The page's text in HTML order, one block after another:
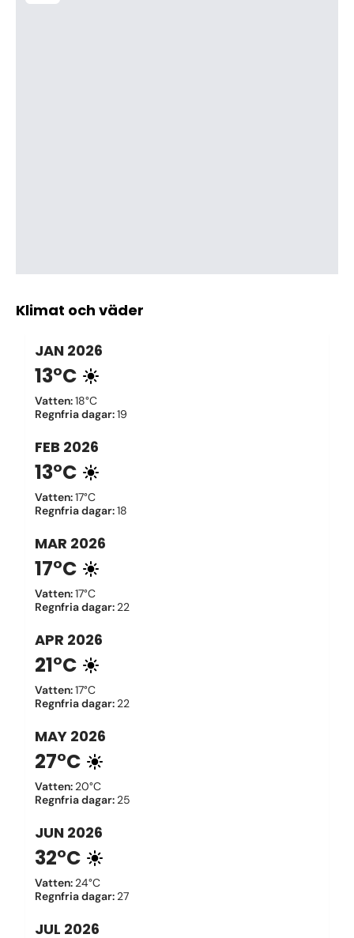
Klimat och väder
JAN 2026
13°C
Vatten:18°C
Regnfria dagar:19
FEB 2026
13°C
Vatten:17°C
Regnfria dagar:18
MAR 2026
17°C
Vatten:17°C
Regnfria dagar: 22
APR 2026
21°C
Vatten:17°C
Regnfria dagar: 22
MAY 2026
27°C
Vatten: 20°C
Regnfria dagar: 25
JUN 2026
32°C
Vatten: 24°C
Regnfria dagar: 27
JUL 2026